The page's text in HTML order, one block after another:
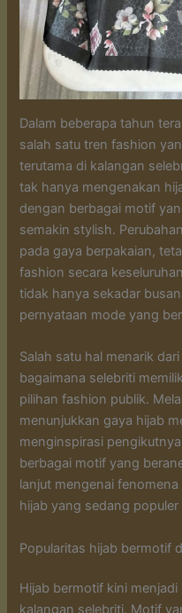
Dalam beberapa tahun
salah satu tren fashion
terutama di kalangan
tak hanya mengenakan
dengan berbagai motif
semakin stylish.
pada gaya berpakaian,
fashion secara
tidak hanya sekadar
pernyataan mode yang
Salah satu hal menarik
bagaimana selebriti
pilihan fashion publik.
menunjukkan gaya hijab
menginspirasi
berbagai motif yang
lanjut mengenai
hijab yang sedang
Popularitas hijab bermotif
Hijab bermotif kini